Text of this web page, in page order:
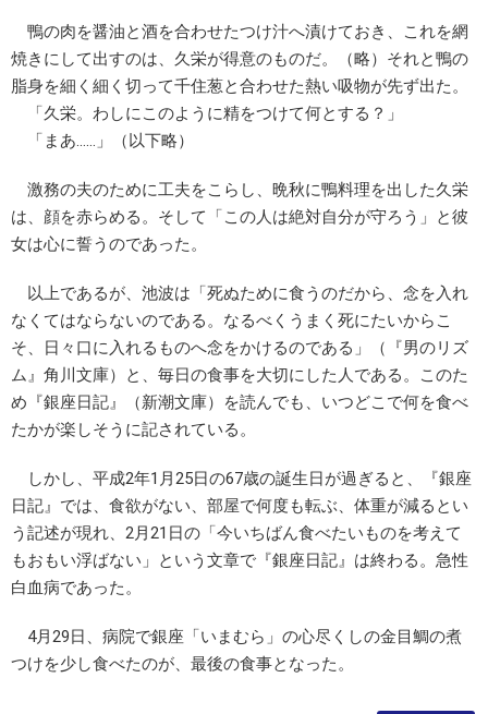
鴨の肉を醤油と酒を合わせたつけ汁へ漬けておき、これを網
焼きにして出すのは、久栄が得意のものだ。（略）それと鴨の
脂身を細く細く切って千住葱と合わせた熱い吸物が先ず出た。
「久栄。わしにこのように精をつけて何とする？」
「まあ……」（以下略）
激務の夫のために工夫をこらし、晩秋に鴨料理を出した久栄
は、顔を赤らめる。そして「この人は絶対自分が守ろう」と彼
女は心に誓うのであった。
以上であるが、池波は「死ぬために食うのだから、念を入れ
なくてはならないのである。なるべくうまく死にたいからこ
そ、日々口に入れるものへ念をかけるのである」（『男のリズ
ム』角川文庫）と、毎日の食事を大切にした人である。このた
め『銀座日記』（新潮文庫）を読んでも、いつどこで何を食べ
たかが楽しそうに記されている。
しかし、平成2年1月25日の67歳の誕生日が過ぎると、『銀座
日記』では、食欲がない、部屋で何度も転ぶ、体重が減るとい
う記述が現れ、2月21日の「今いちばん食べたいものを考えて
もおもい浮ばない」という文章で『銀座日記』は終わる。急性
白血病であった。
4月29日、病院で銀座「いまむら」の心尽くしの金目鯛の煮
つけを少し食べたのが、最後の食事となった。